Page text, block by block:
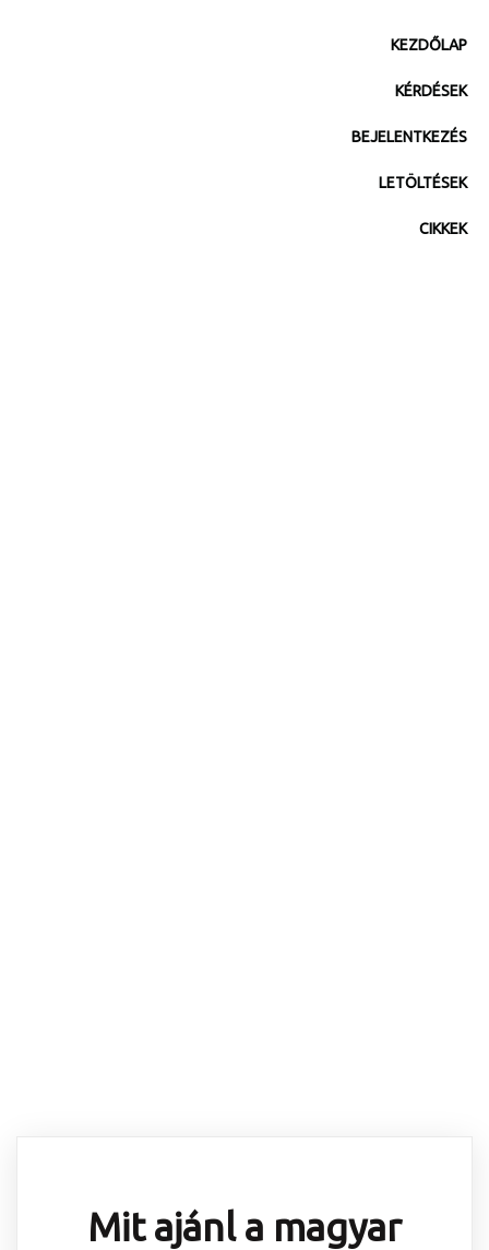
KEZDŐLAP
KÉRDÉSEK
BEJELENTKEZÉS
LETÖLTÉSEK
CIKKEK
Mit ajánl a magyar